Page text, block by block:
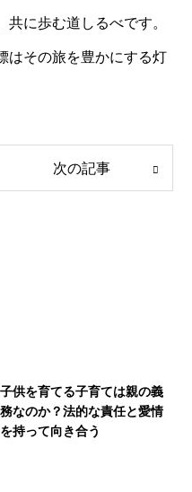
に歩む道しるべです。
はその旅を豊かにする灯
次の記事
子供を育てる子育ては親の義
務なのか？法的な責任と愛情
を持って向き合う